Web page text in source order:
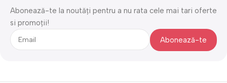
Abonează-te la noutăți pentru a nu rata cele mai tari oferte
si promoții!